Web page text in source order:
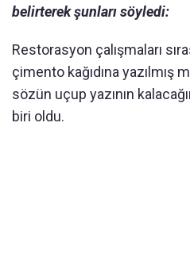
belirterek şunları söyledi:
Restorasyon çalışmaları
çimento kağıdına yazılmış
sözün uçup yazının
biri oldu.